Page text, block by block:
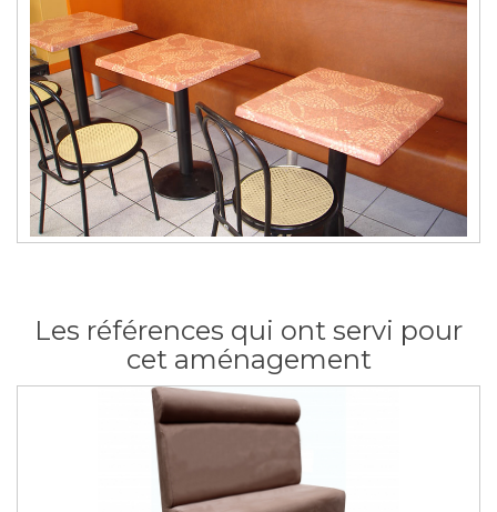
Les références qui ont servi pour
cet aménagement